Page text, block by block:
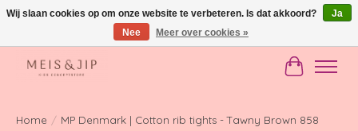
Gratis verzending in NL vanaf €150
Home / MP Denmark | Cotton rib tights - Tawny Brown 858
Wij slaan cookies op om onze website te verbeteren. Is dat akkoord?
Ja
Nee
Meer over cookies »